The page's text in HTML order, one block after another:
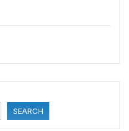
SEARCH